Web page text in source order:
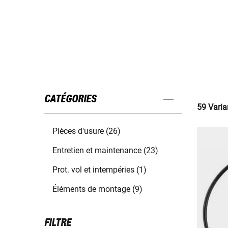
CATÉGORIES
Pièces d'usure (26)
Entretien et maintenance (23)
Prot. vol et intempéries (1)
Éléments de montage (9)
FILTRE
59